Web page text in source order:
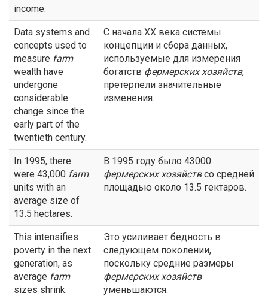
income.
Data systems and
concepts used to
measure farm
wealth have
undergone
considerable
change since the
early part of the
twentieth century.
С начала ХХ века системы
концепции и сбора данных,
используемые для измерения
богатств фермерских хозяйств,
претерпели значительные
изменения.
In 1995, there
were 43,000 farm
units with an
average size of
13.5 hectares.
В 1995 году было 43000
фермерских хозяйствсо средней
площадью около 13.5 гектаров.
This intensifies
poverty in the next
generation, as
average farm
sizes shrink.
Это усиливает бедность в
следующем поколении,
поскольку средние размеры
фермерских хозяйств
уменьшаются.